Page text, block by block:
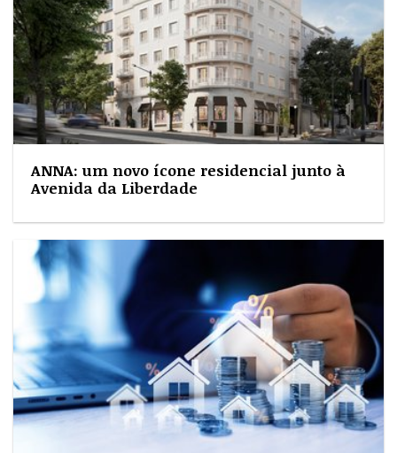
ANNA: um novo ícone residencial junto à
Avenida da Liberdade